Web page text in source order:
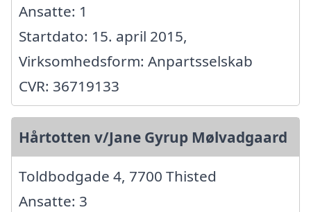
Ansatte: 1
Startdato: 15. april 2015,
Virksomhedsform: Anpartsselskab
CVR: 36719133
Hårtotten v/Jane Gyrup Mølvadgaard
Toldbodgade 4, 7700 Thisted
Ansatte: 3